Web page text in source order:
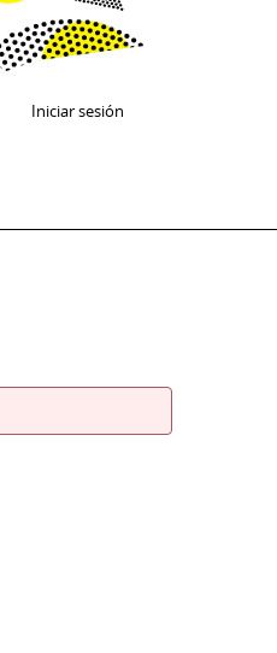
Iniciar sesión